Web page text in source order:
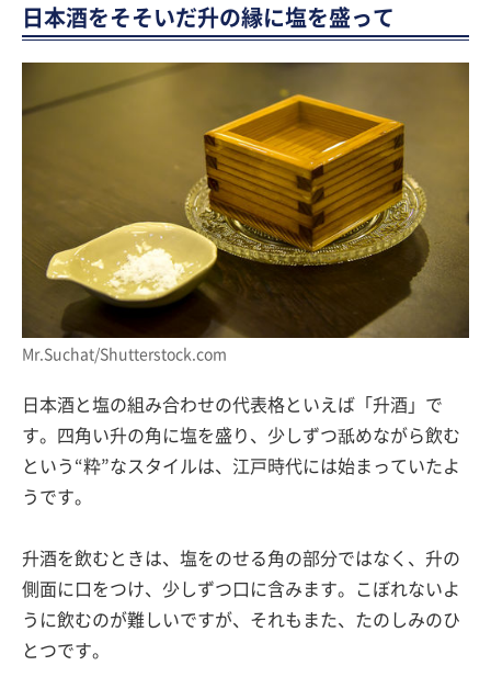
日本酒をそそいだ升の縁に塩を盛って
Mr.Suchat/Shutterstock.com
日本酒と塩の組み合わせの代表格といえば「升酒」で
す。四角い升の角に塩を盛り、少しずつ舐めながら飲む
という“粋”なスタイルは、江戸時代には始まっていたよ
うです。
升酒を飲むときは、塩をのせる角の部分ではなく、升の
側面に口をつけ、少しずつ口に含みます。こぼれないよ
うに飲むのが難しいですが、それもまた、たのしみのひ
とつです。